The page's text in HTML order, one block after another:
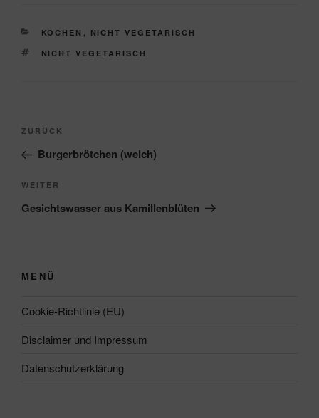
KATEGORIEN
KOCHEN , NICHT VEGETARISCH
SCHLAGWÖRTER
NICHT VEGETARISCH
Beitragsnavigation
Vorheriger
Beitrag
ZURÜCK
Burgerbrötchen (weich)
Nächster
Beitrag
WEITER
Gesichtswasser aus Kamillenblüten
MENÜ
Cookie-Richtlinie (EU)
Disclaimer und Impressum
Datenschutzerklärung